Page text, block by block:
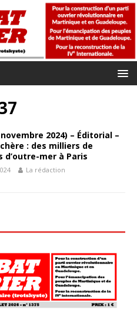
novembre 2024) – Éditorial –
: des milliers de
mer à Paris
La rédaction